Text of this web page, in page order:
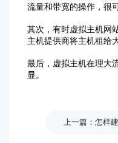
流量和带宽的操作，很
其次，有时虚拟主机网
主机提供商将主机租给
最后，虚拟主机在理大
显。
怎样建立